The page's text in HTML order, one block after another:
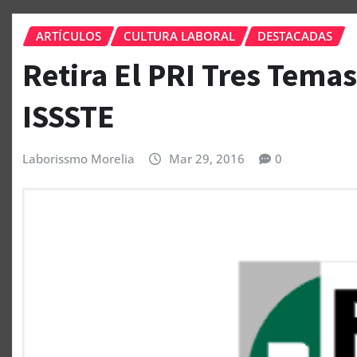
ARTÍCULOS CULTURA LABORAL DESTACADAS
Retira El PRI Tres
ISSSTE
Laborissmo Morelia Mar 29, 2016 0